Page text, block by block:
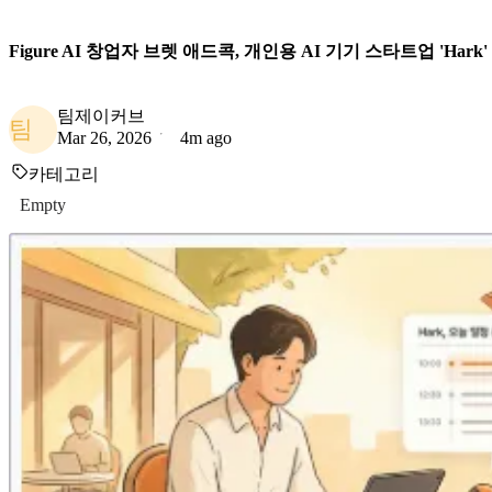
Figure AI 창업자 브렛 애드콕, 개인용 AI 기기 스타트업 'Hark'
팀
팀제이커브
Mar 26, 2026
4m ago
카테고리
Empty